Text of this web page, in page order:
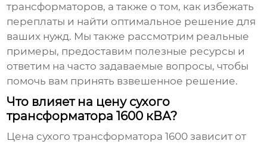
трансформаторов, а также о том, как избежать
переплаты и найти оптимальное решение для
ваших нужд. Мы также рассмотрим реальные
примеры, предоставим полезные ресурсы и
ответим на часто задаваемые вопросы, чтобы
помочь вам принять взвешенное решение.
Что влияет на цену сухого
трансформатора 1600 кВА?
Цена сухого трансформатора 1600 зависит от